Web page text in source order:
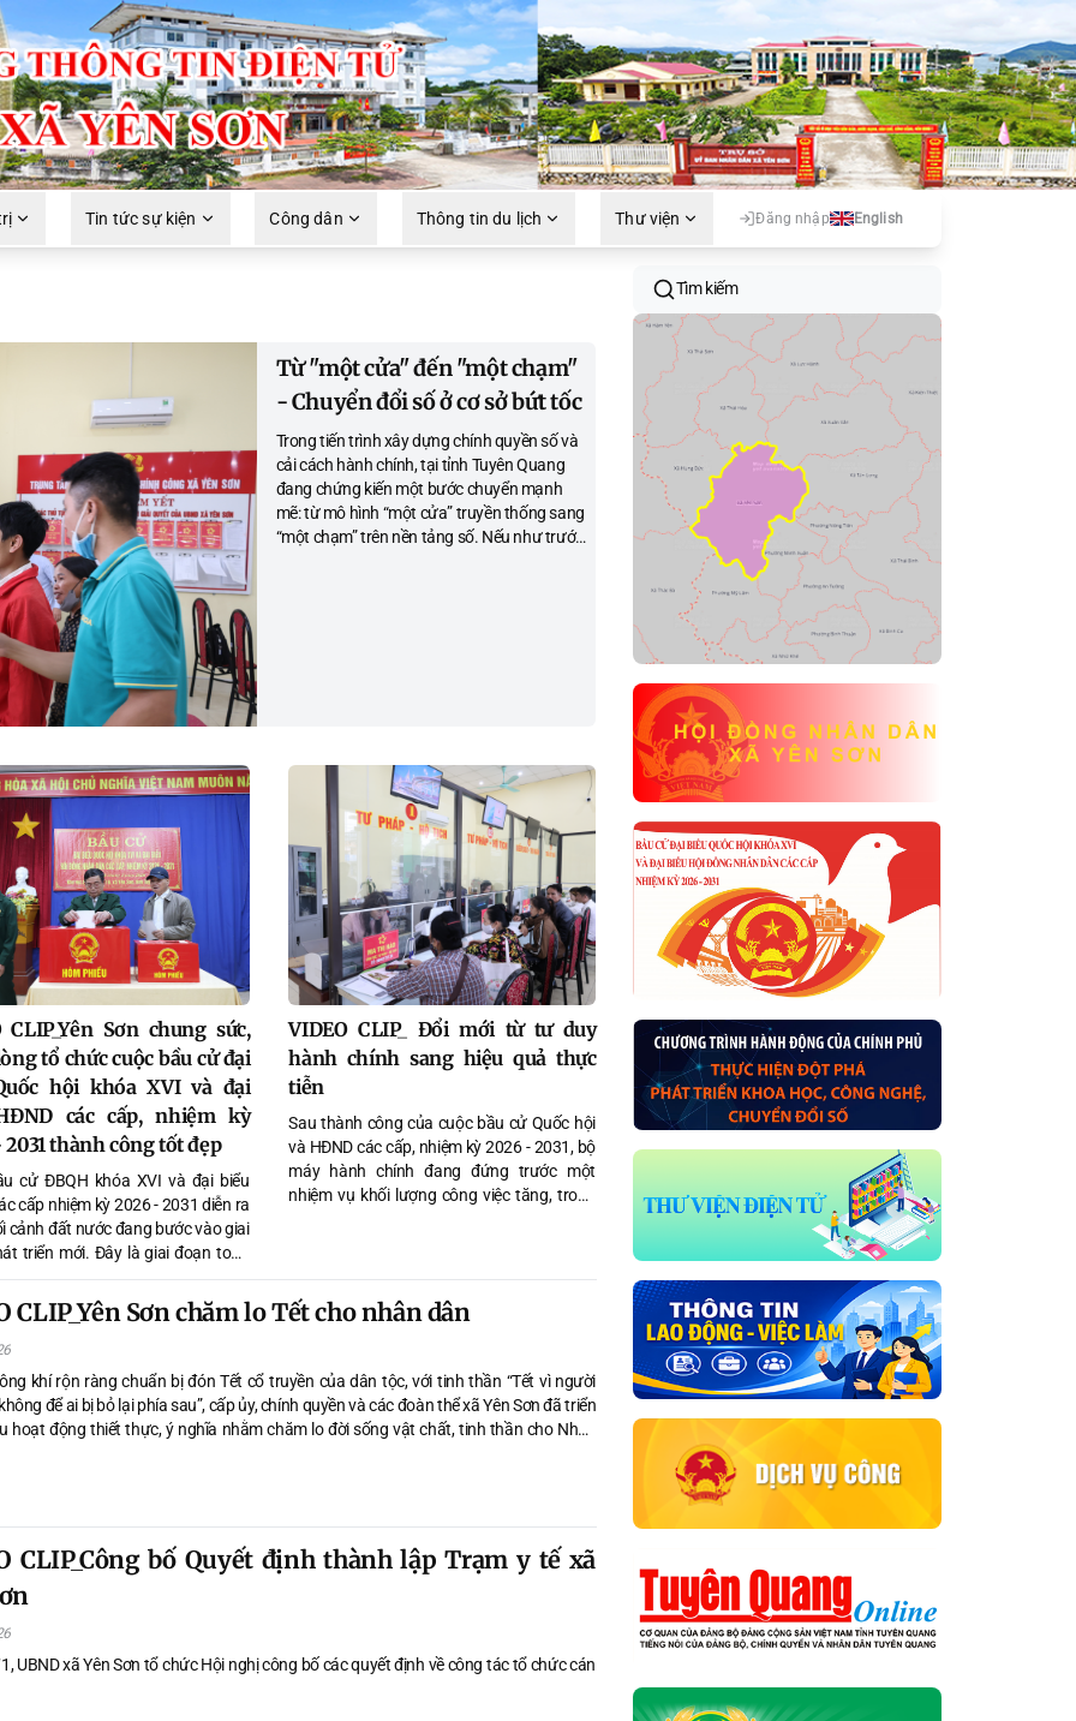
Tin tức sự kiện Công dân Thông tin du lịch Thư viện Đăng nhập English
Từ "một cửa" đến "một chạm"
- Chuyển đổi số ở cơ sở bứt tốc
Trong tiến trình xây dựng chính quyền số và
cải cách hành chính, tại tỉnh Tuyên Quang
đang chứng kiến một bước chuyển mạnh
mẽ: từ mô hình “một cửa” truyền thống sang
“một chạm” trên nền tảng số. Nếu như trước
CLIP_Yên Sơn chung sức,
tổ chức cuộc bầu cử đại
hội khóa XVI và đại
các cấp, nhiệm kỳ
thành công tốt đẹp
cử ĐBQH khóa XVI và đại biểu
cấp nhiệm kỳ 2026 - 2031 diễn ra
cảnh đất nước đang bước vào giai
triển mới. Đây là giai đoạn toàn
dân và toàn quân đang nỗ lực
thực hiện Nghị quyết Đại hội đại
quốc lần thứ XIV của Đảng. Đặc
bầu cử lần này diễn ra trong bối
hành mô hình chính quyền địa
hai cấp. Lần đầu tiên xã Yên Sơn
khi được thành lập trên cơ sở sắp
bộ diện tích tự nhiên, quy mô dân
đại diện cho ý chí, nguyện vọng
làm chủ của Nhân dân. Điều này
niềm tin của nhân dân đối với Đảng,
trong việc xây dựng Nhà nước
xã hội chủ nghĩa, của nhân dân,
và vì nhân dân.
VIDEO CLIP_ Đổi mới từ tư duy
hành chính sang hiệu quả thực
tiễn
Sau thành công của cuộc bầu cử Quốc hội
và HĐND các cấp, nhiệm kỳ 2026 - 2031, bộ
máy hành chính đang đứng trước một
nhiệm vụ khối lượng công việc tăng, trong
mà là sự đổi mới yêu cầu cả hệ thống chính
CLIP_Yên Sơn chăm lo Tết cho nhân dân
khí rộn ràng chuẩn bị đón Tết cổ truyền của dân tộc, với tinh thần “Tết vì người
để ai bị bỏ lại phía sau”, cấp ủy, chính quyền và các đoàn thể xã Yên Sơn đã triển
hoạt động thiết thực, ý nghĩa nhằm chăm lo đời sống vật chất, tinh thần cho Nhân
CLIP_Công bố Quyết định thành lập Trạm y tế xã
UBND xã Yên Sơn tổ chức Hội nghị công bố các quyết định về công tác tổ chức cán
Tìm kiếm